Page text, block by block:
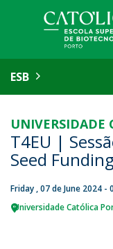
ESB
UNIVERSIDADE
T4EU |
Seed Funding
Friday , 07 de June 2024 -
Universidade Católica